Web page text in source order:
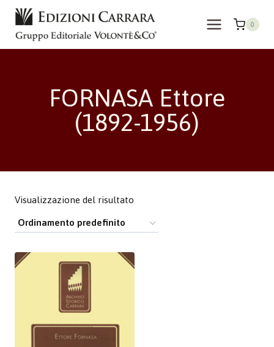
Salta
contenuto
0
FORNASA Ettore
(1892-1956)
Visualizzazione del risultato